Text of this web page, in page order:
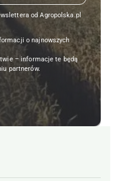
od Agropolska.pl
o najnowszych
– informacje te będą
partnerów.